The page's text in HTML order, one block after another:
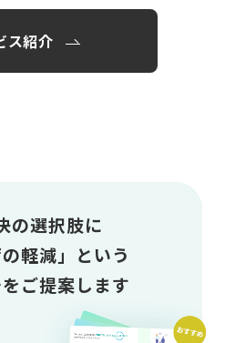
ス紹介
の選択肢に
の軽減」という
ご提案します